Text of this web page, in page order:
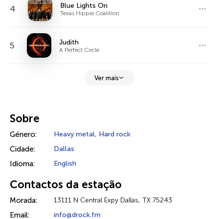
4 Blue Lights On
Texas Hippie Coalition
5 Judith
A Perfect Circle
Ver mais
Sobre
Género: Heavy metal, Hard rock
Cidade: Dallas
Idioma: English
Contactos da estação
Morada: 13111 N Central Expy Dallas, TX 75243
Email: info@drock.fm